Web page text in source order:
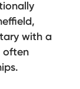
with a
often